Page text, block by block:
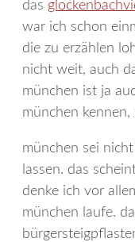
das
war ich schon
die zu erzählen
nicht weit, auch
münchen ist ja
münchen
münchen sei
lassen. das
denke ich vor
münchen laufe.